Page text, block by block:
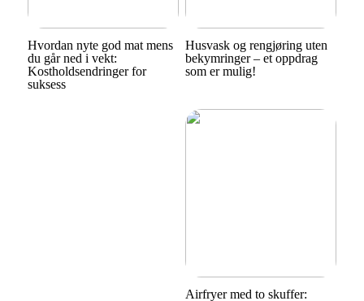
Hvordan nyte god mat mens
du går ned i vekt:
Kostholdsendringer for
suksess
Husvask og rengjøring uten
bekymringer – et oppdrag
som er mulig!
Airfryer med to skuffer: